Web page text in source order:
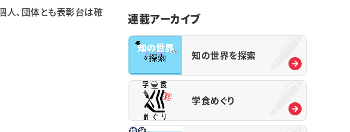
人、団体とも表彰台は確
連載アーカイブ
知の世界を探索
学食めぐり